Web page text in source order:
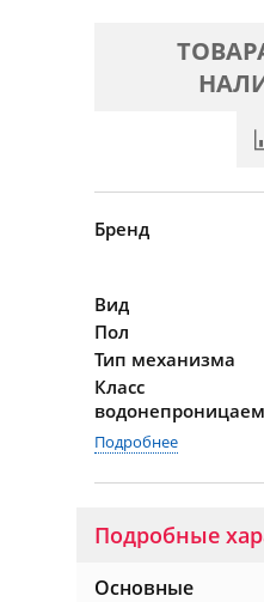
Бренд
Вид
Пол
Тип механизма
Класс
Подробнее
Подробные
Основные